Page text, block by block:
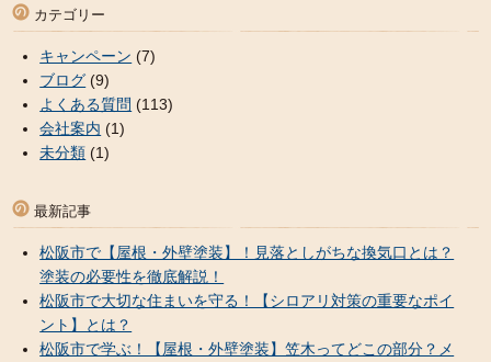
カテゴリー
キャンペーン (7)
ブログ (9)
よくある質問 (113)
会社案内 (1)
未分類 (1)
最新記事
松阪市で【屋根・外壁塗装】！見落としがちな換気口とは？
塗装の必要性を徹底解説！
松阪市で大切な住まいを守る！【シロアリ対策の重要なポイ
ント】とは？
松阪市で学ぶ！【屋根・外壁塗装】笠木ってどこの部分？メ